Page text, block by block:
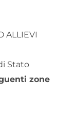
ALLIEVI
Stato
zone